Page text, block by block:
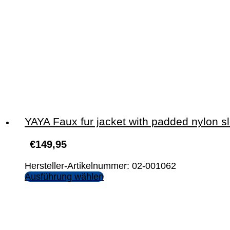
YAYA Faux fur jacket with padded nylon
€149,95
Hersteller-Artikelnummer: 02-001062
Ausführung wählen